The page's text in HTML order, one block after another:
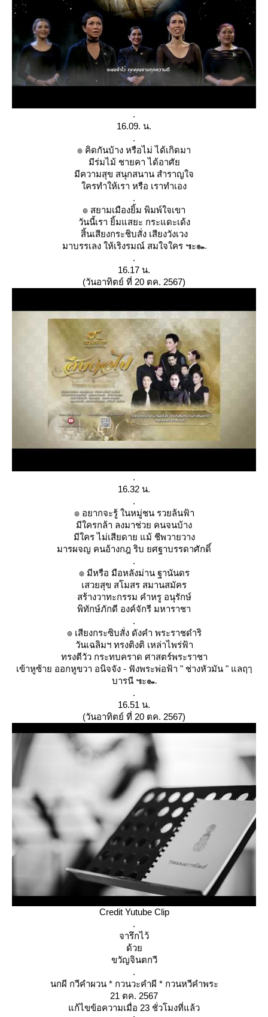
.
16.09. น.
.
๏ คิดกันบ้าง หรือไม่ ได้เกิดมา
มีร่มไม้ ชายคา ได้อาศั
มีความสุข สนุกสนาน สำราญใจ
ครทำให้เรา หรือ เราทำเอง
.
๏ สยามเมืองยิ้ม พิมพ์ใจเขา
วันนี้เรา ยิ้มแสยะ กระแดะเด้ง
สิ้นเสียงกระชิบสั่ง เสียงวังเวง
มาบรรเลง ให้เริงรมณ์ สมใจใคร ๚ะ๛
.
16.17 น.
(วันอาทิตย์ ที่ 20 ตค. 2567)
.
16.32 น.
.
๏ อยากจะรู้ ในหมู่ชน รวยล้นฟ้า
มีใครกล้า ลงมาช่วย คนจนบ้าง
มีใคร ไม่เสียดาย แม้ ชีพวายวาง
มารผจญ คนอ้างกฎ ริบ ยศฐาบรรดาศักดิ์
.
๏ มีหรือ มือหลังม่าน ฐานันดร
เสวยสุข สโมสร สมานสมัคร
สร้างวาทะกรรม คำหรู อนุรักษ์
พิทักษ์ภักดี องค์จักรี มหาราชา
.
๏ เสียงกระซิบสั่ง ดังคำ พระราชดำริ
วันเฉลิมฯ ทรงติงติ เหล่าไพร่ฟ้า
ทรงตีวัว กระทบคราด ศาสตร์พระราชา
เข้าหูซ้าย ออกหูขวา อนิจจัง - ฟังพระพ่อฟ้า " ช่างหัวมัน " แลฤๅ
บารนี ๚ะ๛
.
16.51 น.
(วันอาทิตย์ ที่ 20 ตค. 2567)
Credit Yutube Clip
.
จารึกไว้
ด้ว
ขวัญจินตกวี
.
นกผี กวีคำผวน * กวนวะคำผี * กวนหวีคำพระ
21 ตค. 2567
ก้ไขข้อความเมื่อ 23 ชั่วโมงที่แล้ว